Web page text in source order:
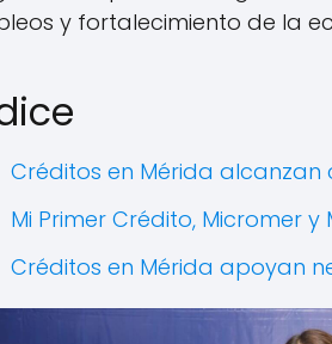
y fortalecimiento de la
Créditos en Mérida alcanzan
Mi Primer Crédito, Micromer
Créditos en Mérida apoyan